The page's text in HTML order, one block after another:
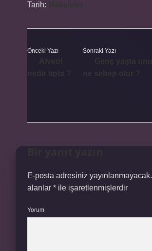
Tarih:
Önceki Yazı Sonraki Yazı
E-posta adresiniz yayınlanmayacak.
alanlar * ile işaretlenmişlerdir
Yorum